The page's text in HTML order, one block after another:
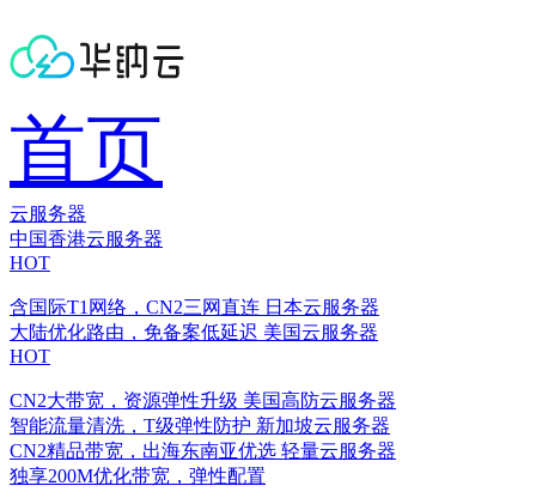
首页
云服务器
中国香港云服务器
HOT
含国际T1网络，CN2三网直连 日本云服务器
大陆优化路由，免备案低延迟 美国云服务器
HOT
CN2大带宽，资源弹性升级 美国高防云服务器
智能流量清洗，T级弹性防护 新加坡云服务器
CN2精品带宽，出海东南亚优选 轻量云服务器
独享200M优化带宽，弹性配置